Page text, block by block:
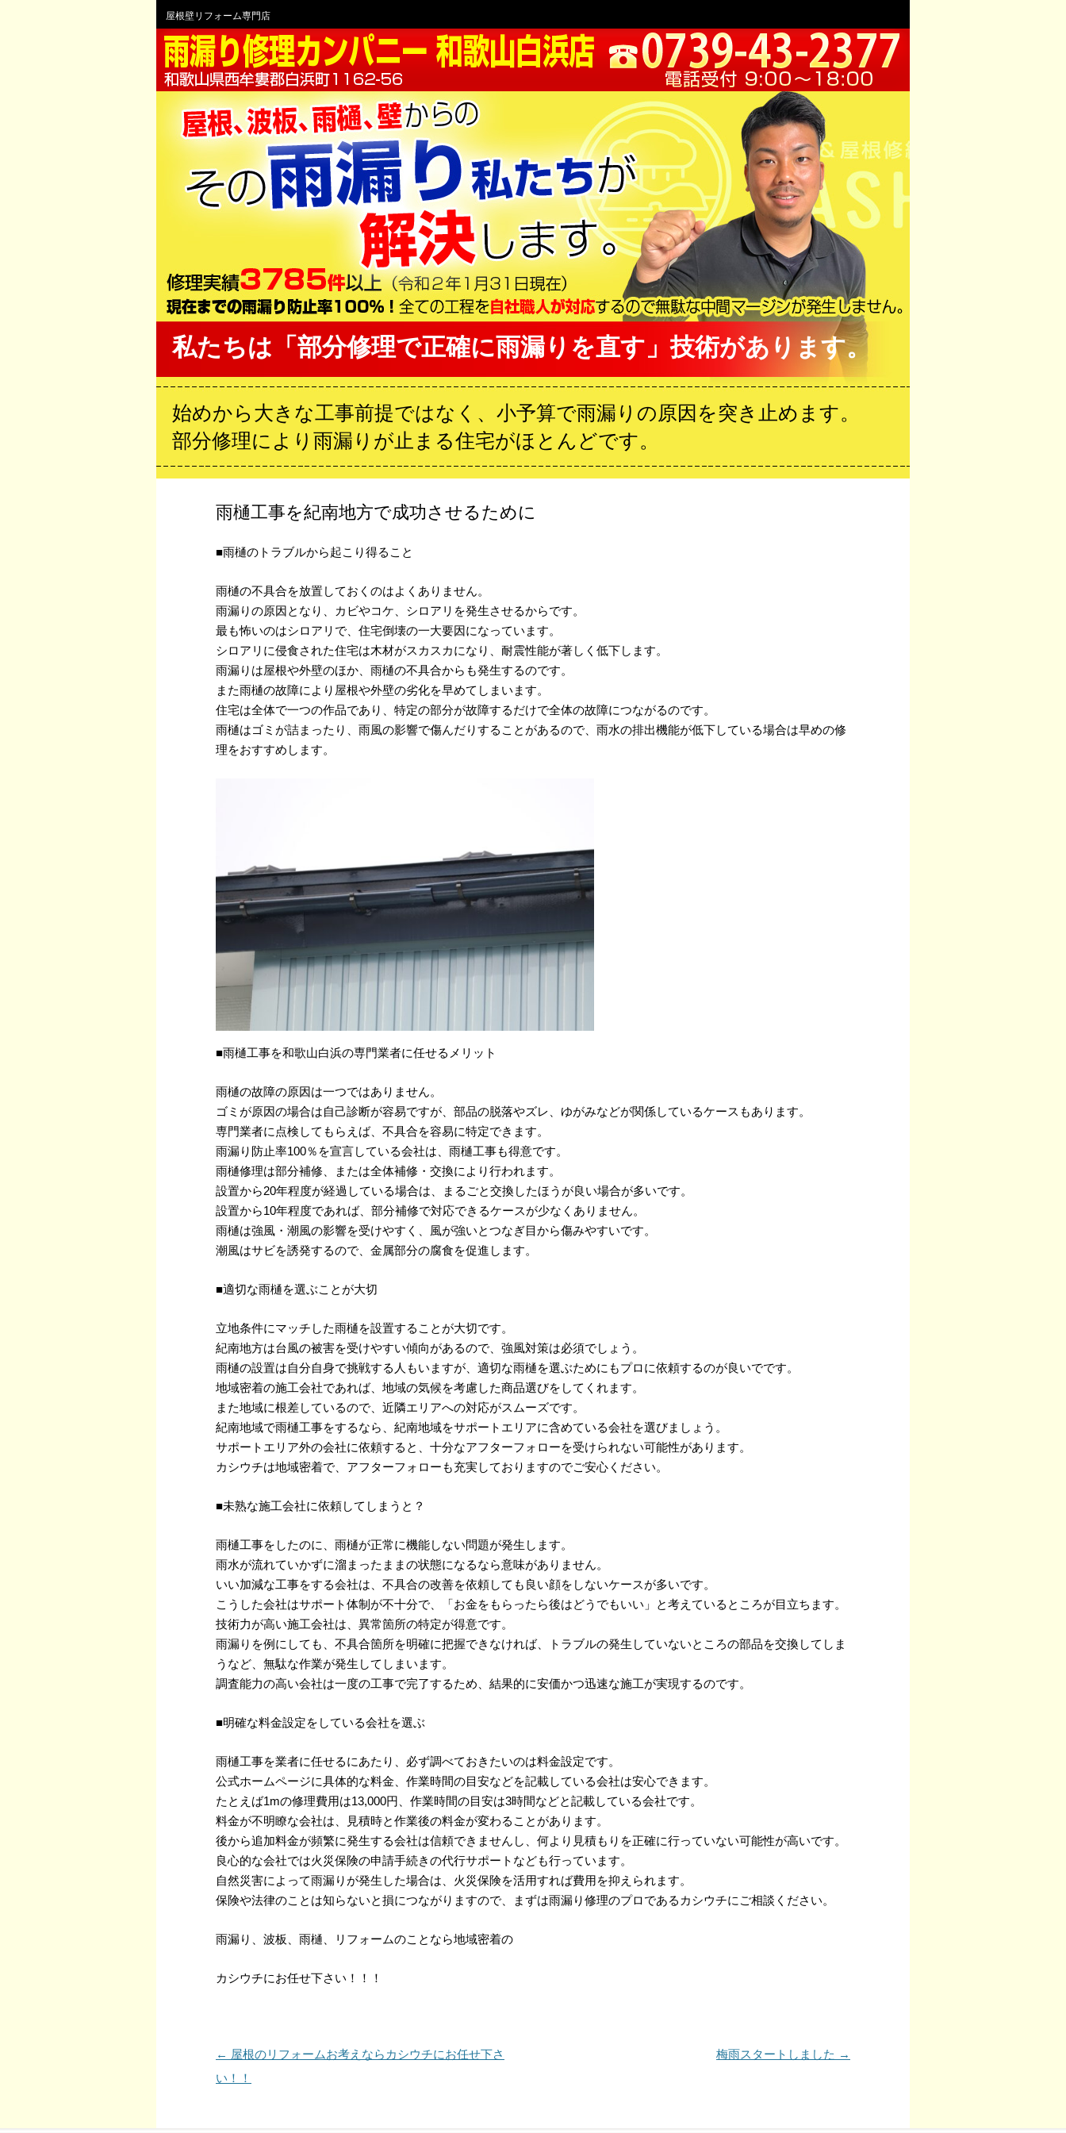
屋根壁リフォーム専門店
私たちは「部分修理で正確に雨漏りを直す」技術があります。
始めから大きな工事前提ではなく、小予算で雨漏りの原因を突き止めます。
部分修理により雨漏りが止まる住宅がほとんどです。
雨樋工事を紀南地方で成功させるために
■雨樋のトラブルから起こり得ること
雨樋の不具合を放置しておくのはよくありません。
雨漏りの原因となり、カビやコケ、シロアリを発生させるからです。
最も怖いのはシロアリで、住宅倒壊の一大要因になっています。
シロアリに侵食された住宅は木材がスカスカになり、耐震性能が著しく低下します。
雨漏りは屋根や外壁のほか、雨樋の不具合からも発生するのです。
また雨樋の故障により屋根や外壁の劣化を早めてしまいます。
住宅は全体で一つの作品であり、特定の部分が故障するだけで全体の故障につながるのです。
雨樋はゴミが詰まったり、雨風の影響で傷んだりすることがあるので、雨水の排出機能が低下している場合は早めの修
理をおすすめします。
■雨樋工事を和歌山白浜の専門業者に任せるメリット
雨樋の故障の原因は一つではありません。
ゴミが原因の場合は自己診断が容易ですが、部品の脱落やズレ、ゆがみなどが関係しているケースもあります。
専門業者に点検してもらえば、不具合を容易に特定できます。
雨漏り防止率100％を宣言している会社は、雨樋工事も得意です。
雨樋修理は部分補修、または全体補修・交換により行われます。
設置から20年程度が経過している場合は、まるごと交換したほうが良い場合が多いです。
設置から10年程度であれば、部分補修で対応できるケースが少なくありません。
雨樋は強風・潮風の影響を受けやすく、風が強いとつなぎ目から傷みやすいです。
潮風はサビを誘発するので、金属部分の腐食を促進します。
■適切な雨樋を選ぶことが大切
立地条件にマッチした雨樋を設置することが大切です。
紀南地方は台風の被害を受けやすい傾向があるので、強風対策は必須でしょう。
雨樋の設置は自分自身で挑戦する人もいますが、適切な雨樋を選ぶためにもプロに依頼するのが良いでです。
地域密着の施工会社であれば、地域の気候を考慮した商品選びをしてくれます。
また地域に根差しているので、近隣エリアへの対応がスムーズです。
紀南地域で雨樋工事をするなら、紀南地域をサポートエリアに含めている会社を選びましょう。
サポートエリア外の会社に依頼すると、十分なアフターフォローを受けられない可能性があります。
カシウチは地域密着で、アフターフォローも充実しておりますのでご安心ください。
■未熟な施工会社に依頼してしまうと？
雨樋工事をしたのに、雨樋が正常に機能しない問題が発生します。
雨水が流れていかずに溜まったままの状態になるなら意味がありません。
いい加減な工事をする会社は、不具合の改善を依頼しても良い顔をしないケースが多いです。
こうした会社はサポート体制が不十分で、「お金をもらったら後はどうでもいい」と考えているところが目立ちます。
技術力が高い施工会社は、異常箇所の特定が得意です。
雨漏りを例にしても、不具合箇所を明確に把握できなければ、トラブルの発生していないところの部品を交換してしま
うなど、無駄な作業が発生してしまいます。
調査能力の高い会社は一度の工事で完了するため、結果的に安価かつ迅速な施工が実現するのです。
■明確な料金設定をしている会社を選ぶ
雨樋工事を業者に任せるにあたり、必ず調べておきたいのは料金設定です。
公式ホームページに具体的な料金、作業時間の目安などを記載している会社は安心できます。
たとえば1mの修理費用は13,000円、作業時間の目安は3時間などと記載している会社です。
料金が不明瞭な会社は、見積時と作業後の料金が変わることがあります。
後から追加料金が頻繁に発生する会社は信頼できませんし、何より見積もりを正確に行っていない可能性が高いです。
良心的な会社では火災保険の申請手続きの代行サポートなども行っています。
自然災害によって雨漏りが発生した場合は、火災保険を活用すれば費用を抑えられます。
保険や法律のことは知らないと損につながりますので、まずは雨漏り修理のプロであるカシウチにご相談ください。
雨漏り、波板、雨樋、リフォームのことなら地域密着の
カシウチにお任せ下さい！！！
Post navigation
← 屋根のリフォームお考えならカシウチにお任せ下さ
い！！
梅雨スタートしました →